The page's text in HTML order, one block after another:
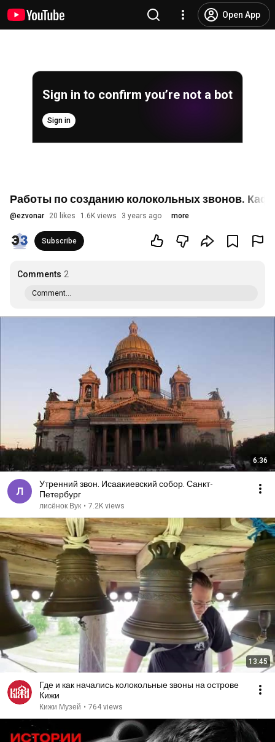
Open App
Sign in to confirm you’re not a bot
Sign in
Работы по созданию колокольных звонов.
@ezvonar 20 likes 1.6K views 3 years ago more
Subscribe
Comments 2
Comment...
6:36
Утренний звон. Исаакиевский собор. Санкт-
Петербург
лисёнок Вук • 7.2K views
13:45
Где и как начались колокольные звоны на острове
Кижи
Кижи Музей • 764 views